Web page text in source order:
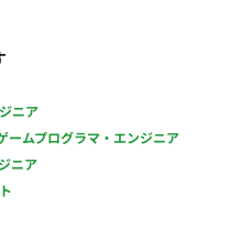
ニア
ームプログラマ・エンジニア
ニア